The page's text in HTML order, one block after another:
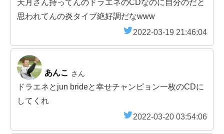
天月さん持ってんのドラエネのCDなのに自分のだと
思われてんの炎タイプ絶好調だなwww
2022-03-19 21:46:04
あんこ さん
ドラエネとjun brideと幸せチャンピョン一枚のCDに
してくれ
2022-03-20 03:54:06